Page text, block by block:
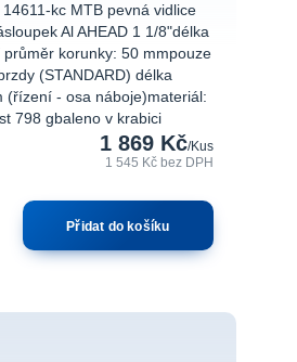
kc MTB pevná vidlice
Al AHEAD 1 1/8"délka
korunky: 50 mmpouze
(STANDARD) délka
(řízení - osa náboje)materiál:
798 gbaleno v krabici
1 869 Kč/Kus
1 545 Kčbez DPH
Přidat do košíku